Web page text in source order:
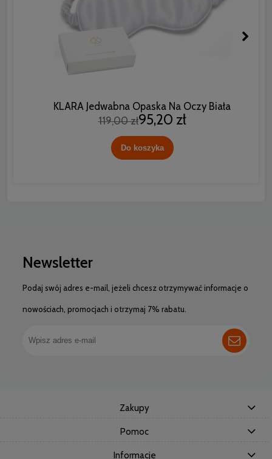
KLARA Jedwabna Opaska Na Oczy Biała
119,00 zł95,20 zł
Do koszyka
Newsletter
Podaj swój adres e-mail, jeżeli chcesz otrzymywać informacje o
nowościach, promocjach i otrzymaj 7% rabatu.
Zakupy
Pomoc
Informacje